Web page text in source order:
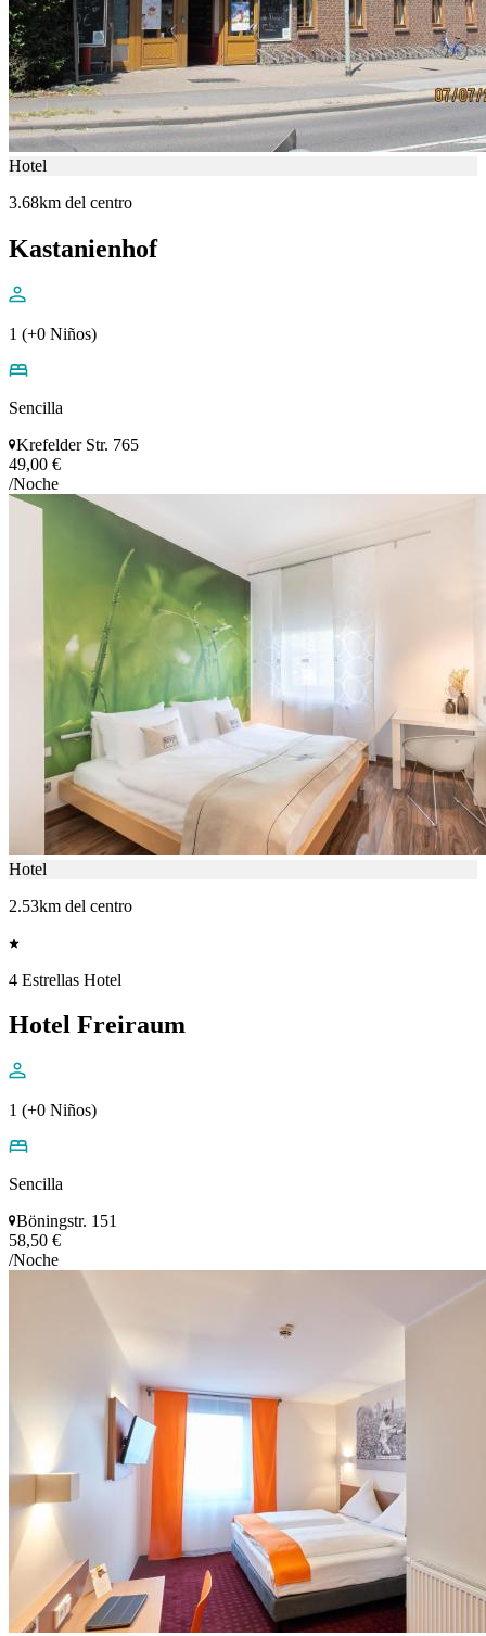
Hotel
3.68km del centro
Kastanienhof
1 (+0 Niños)
Sencilla
Krefelder Str. 765
49,00 €
/Noche
Hotel
2.53km del centro
4 Estrellas Hotel
Hotel Freiraum
1 (+0 Niños)
Sencilla
Böningstr. 151
58,50 €
/Noche